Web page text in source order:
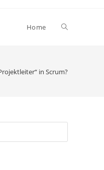
Home Website-
in Scrum?
Escape